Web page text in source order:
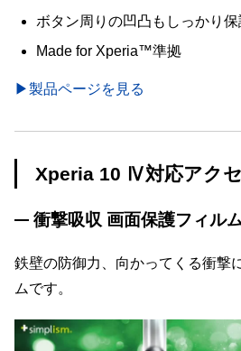
ボタン周りの凹凸もしっかり保
Made for Xperia™準拠
▶製品ページを見る
Xperia 10 Ⅳ対応アク
衝撃吸収 画面保護フィル
鉄壁の防御力、向かってくる衝撃
ムです。